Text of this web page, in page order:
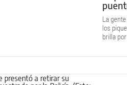
La
los
brilla